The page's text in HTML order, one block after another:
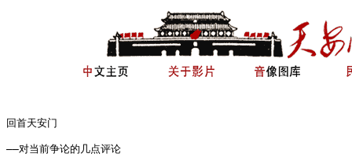
回首天安门
——对当前争论的几点评论